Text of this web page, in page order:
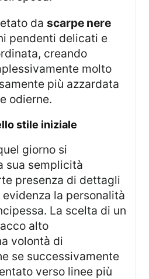
dascarpe nere
pendenti delicati e
creando
molto
più azzardata
odierne.
stile iniziale
sua semplicità
presenza di dettagli
la personalità
La scelta di un
alto
volontà di
se successivamente
verso linee più